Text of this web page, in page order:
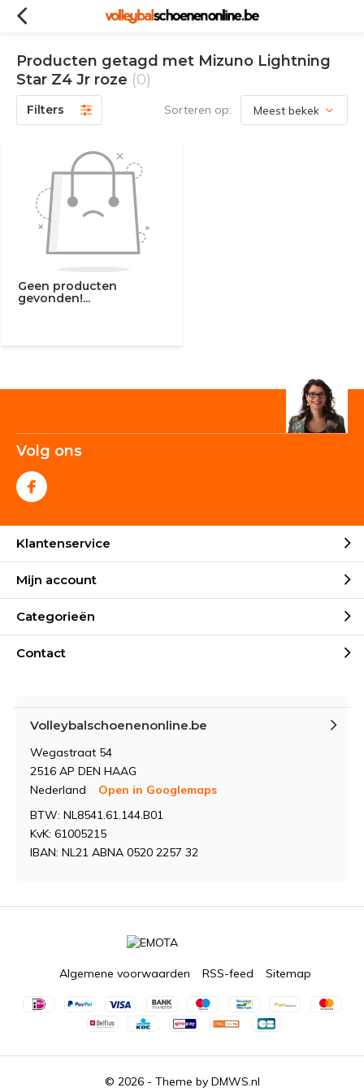
Producten getagd met Mizuno Lightning
Star Z4 Jr roze (0)
Filters Sorteren op:
Geen producten
gevonden!...
Volg ons
Klantenservice
Mijn account
Categorieën
Contact
Volleybalschoenenonline.be
Wegastraat 54
2516 AP DEN HAAG
Nederland
Open in Googlemaps
BTW: NL8541.61.144.B01
KvK: 61005215
IBAN: NL21 ABNA 0520 2257 32
© 2026 - Theme by DMWS.nl
Algemene voorwaarden RSS-feed Sitemap